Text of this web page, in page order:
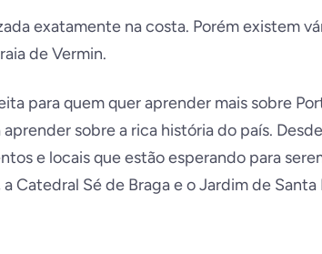
exatamente na costa. Porém existem
de Vermin.
para quem quer aprender mais sobre
sobre a rica história do país.
e locais que estão esperando para
Catedral Sé de Braga e o Jardim de Santa